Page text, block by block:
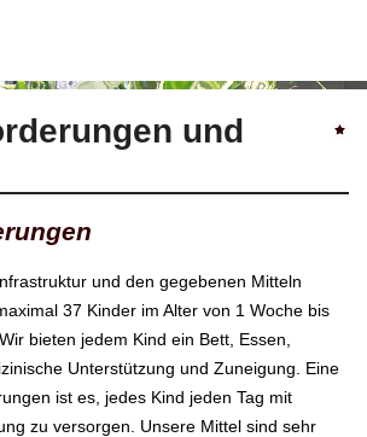
und
und den gegebenen Mitteln
37 Kinder im Alter von 1 Woche bis
bieten jedem Kind ein Bett, Essen,
Unterstützung und Zuneigung. Eine
ist es, jedes Kind jeden Tag mit
zu versorgen. Unsere Mittel sind sehr